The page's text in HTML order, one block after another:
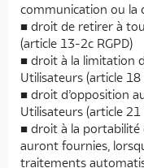
communication ou la
droit de retirer à
(article 13-2c RGPD)
droit à la limitation
Utilisateurs (article 18
droit d’opposition
Utilisateurs (article 21
droit à la portabilité
auront fournies,
traitements